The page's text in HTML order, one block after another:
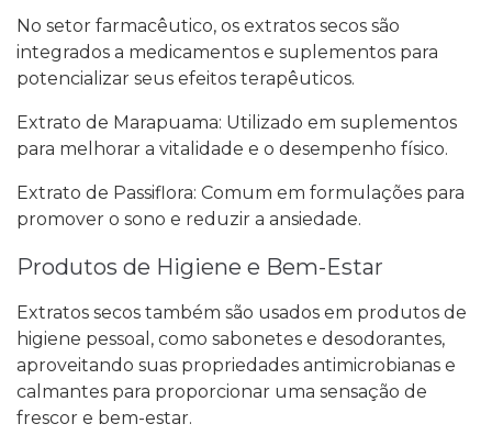
No setor farmacêutico, os extratos secos são
integrados a medicamentos e suplementos para
potencializar seus efeitos terapêuticos.
Extrato de Marapuama: Utilizado em suplementos
para melhorar a vitalidade e o desempenho físico.
Extrato de Passiflora: Comum em formulações para
promover o sono e reduzir a ansiedade.
Produtos de Higiene e Bem-Estar
Extratos secos também são usados em produtos de
higiene pessoal, como sabonetes e desodorantes,
aproveitando suas propriedades antimicrobianas e
calmantes para proporcionar uma sensação de
frescor e bem-estar.